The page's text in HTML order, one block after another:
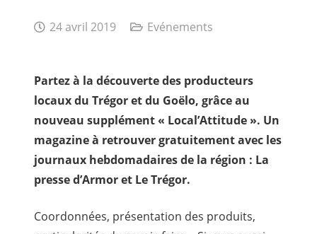
24 avril 2019 Evénements
Partez à la découverte des producteurs
locaux du Trégor et du Goëlo, grâce au
nouveau supplément « Local’Attitude ». Un
magazine à retrouver gratuitement avec les
journaux hebdomadaires de la région : La
presse d’Armor et Le Trégor.
Coordonnées, présentation des produits,